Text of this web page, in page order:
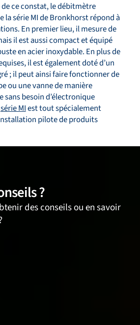
ce constat, le débitmètre
la série MI de Bronkhorst répond à
En premier lieu, il mesure de
il est aussi compact et équipé
en acier inoxydable. En plus de
il est également doté d’un
; il peut ainsi faire fonctionner de
ou une vanne de manière
besoin d’électronique
série MIest tout spécialement
pilote de produits
?
des conseils ou en savoir